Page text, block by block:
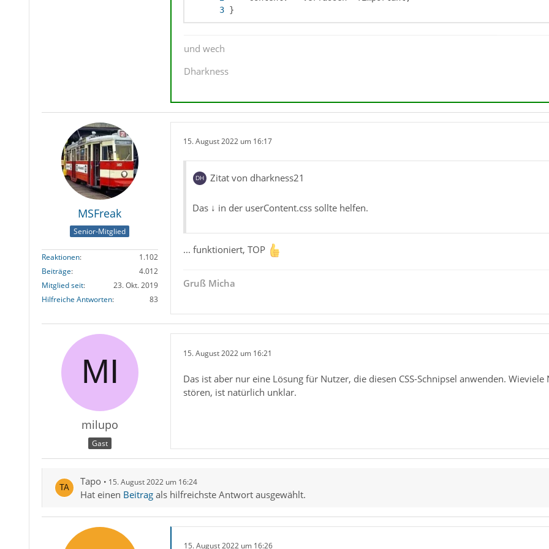
}
und wech
Dharkness
MSFreak
Senior-Mitglied
Reaktionen
1.102
Beiträge
4.012
Mitglied seit
23. Okt. 2019
Hilfreiche Antworten
83
15. August 2022 um 16:17
Zitat von dharkness21
Das ↓ in der userContent.css sollte helfen.
... funktioniert, TOP
Gruß Micha
milupo
Gast
15. August 2022 um 16:21
Das ist aber nur eine Lösung für Nutzer, die diesen CSS-Schnipsel anwenden.
stören, ist natürlich unklar.
Tapo 15. August 2022 um 16:24
Hat einen Beitragals hilfreichste Antwort ausgewählt.
15. August 2022 um 16:26